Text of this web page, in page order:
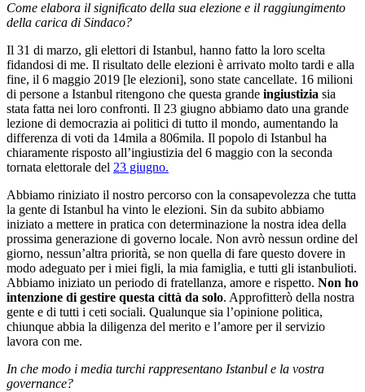
Come elabora il significato della sua elezione e il raggiungimento
della carica di Sindaco?
Il 31 di marzo, gli elettori di Istanbul, hanno fatto la loro scelta
fidandosi di me. Il risultato delle elezioni è arrivato molto tardi e alla
fine, il 6 maggio 2019 [le elezioni], sono state cancellate. 16 milioni
di persone a Istanbul ritengono che questa grande ingiustizia sia
stata fatta nei loro confronti. Il 23 giugno abbiamo dato una grande
lezione di democrazia ai politici di tutto il mondo, aumentando la
differenza di voti da 14mila a 806mila. Il popolo di Istanbul ha
chiaramente risposto all’ingiustizia del 6 maggio con la seconda
tornata elettorale del 23 giugno.
Abbiamo riniziato il nostro percorso con la consapevolezza che tutta
la gente di Istanbul ha vinto le elezioni. Sin da subito abbiamo
iniziato a mettere in pratica con determinazione la nostra idea della
prossima generazione di governo locale. Non avrò nessun ordine del
giorno, nessun’altra priorità, se non quella di fare questo dovere in
modo adeguato per i miei figli, la mia famiglia, e tutti gli istanbulioti.
Abbiamo iniziato un periodo di fratellanza, amore e rispetto. Non ho
intenzione di gestire questa città da solo. Approfitterò della nostra
gente e di tutti i ceti sociali. Qualunque sia l’opinione politica,
chiunque abbia la diligenza del merito e l’amore per il servizio
lavora con me.
In che modo i media turchi rappresentano Istanbul e la vostra
governance?